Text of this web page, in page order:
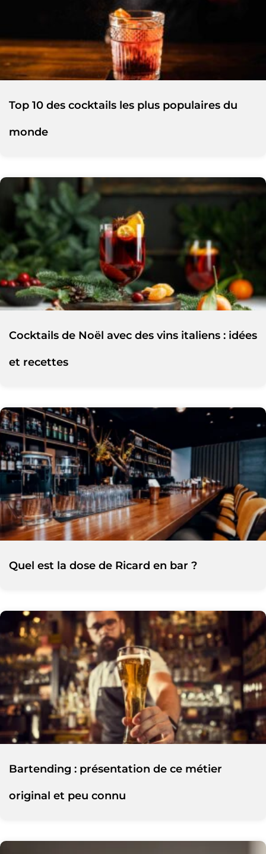
Top 10 des cocktails les plus populaires du
monde
Cocktails de Noël avec des vins italiens : idées
et recettes
Quel est la dose de Ricard en bar ?
Bartending : présentation de ce métier
original et peu connu